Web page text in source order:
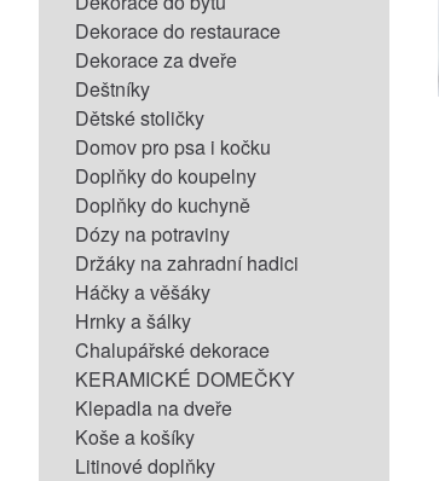
Dekorace do restaurace
Dekorace za dveře
Deštníky
Dětské stoličky
Domov pro psa i kočku
Doplňky do koupelny
Doplňky do kuchyně
Dózy na potraviny
Držáky na zahradní hadici
Háčky a věšáky
Hrnky a šálky
Chalupářské dekorace
KERAMICKÉ DOMEČKY
Klepadla na dveře
Koše a košíky
Litinové doplňky